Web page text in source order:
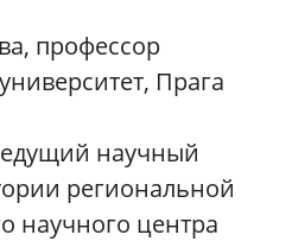
профессор
Прага
научный
региональной
научного центра